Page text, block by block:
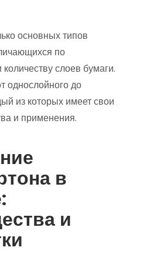
основных типов
по
слоев бумаги.
однослойного до
из которых имеет свои
и применения.
в
и